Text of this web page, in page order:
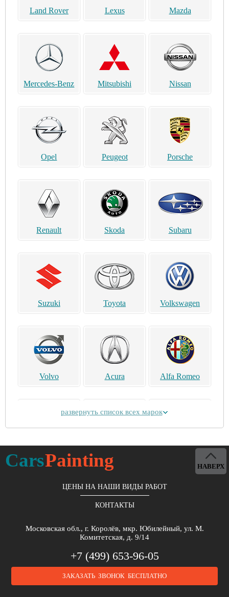
Land Rover Lexus Mazda
Mercedes-Benz Mitsubishi Nissan
Opel Peugeot Porsche
Renault Skoda Subaru
Suzuki Toyota Volkswagen
Volvo Acura Alfa Romeo
развернуть список всех марок
CarsPainting
ЦЕНЫ НА НАШИ ВИДЫ РАБОТ
КОНТАКТЫ
Московская обл., г. Королёв, мкр. Юбилейный, ул. М.
Комитетская, д. 9/14
+7 (499) 653-96-05
ЗАКАЗАТЬ ЗВОНОК БЕСПЛАТНО
НАВЕРХ